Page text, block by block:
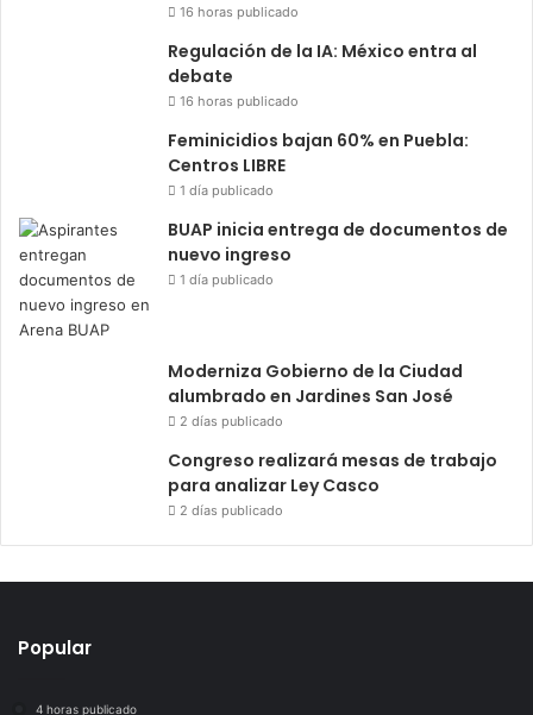
16 horas publicado
Regulación de la IA: México entra al
debate
16 horas publicado
Feminicidios bajan 60% en Puebla:
Centros LIBRE
1 día publicado
BUAP inicia entrega de documentos de
nuevo ingreso
1 día publicado
Moderniza Gobierno de la Ciudad
alumbrado en Jardines San José
2 días publicado
Congreso realizará mesas de trabajo
para analizar Ley Casco
2 días publicado
Popular
4 horas publicado